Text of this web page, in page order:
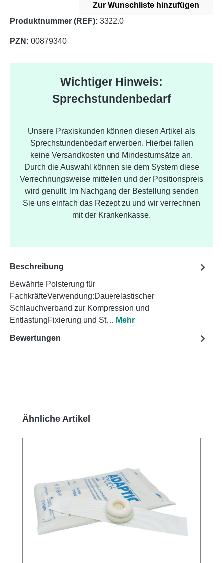
Zur Wunschliste hinzufügen
Produktnummer (REF): 3322.0
PZN: 00879340
Wichtiger Hinweis:
Sprechstundenbedarf
Unsere Praxiskunden können diesen Artikel als
Sprechstundenbedarf erwerben. Hierbei fallen
keine Versandkosten und Mindestumsätze an.
Durch die Auswahl können sie dem System diese
Verrechnungsweise mitteilen und der Positionspreis
wird genullt. Im Nachgang der Bestellung senden
Sie uns einfach das Rezept zu und wir verrechnen
mit der Krankenkasse.
Beschreibung
Bewährte Polsterung für
FachkräfteVerwendung:Dauerelastischer
Schlauchverband zur Kompression und
EntlastungFixierung und St… Mehr
Bewertungen
Produktgalerie überspringen
Ähnliche Artikel